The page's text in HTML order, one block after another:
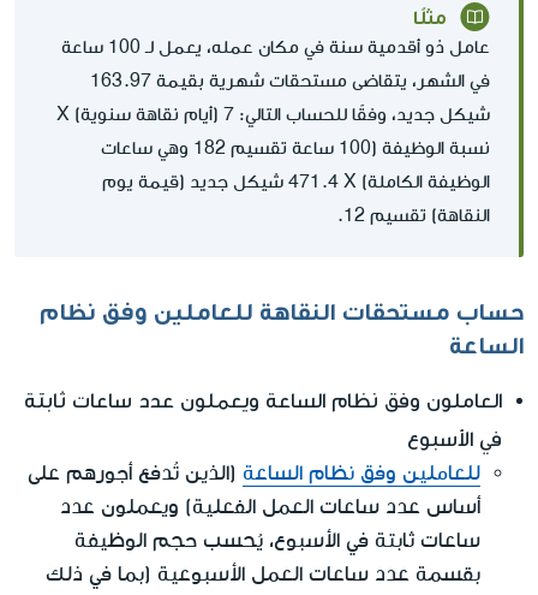
مثلًا
عامل ذو أقدمية سنة في مكان عمله، يعمل لـ 100 ساعة
في الشهر، يتقاضى مستحقات شهرية بقيمة 163.97
نسبة الوظيفة (100 ساعة تقسيم 182 وهي ساعات
الوظيفة الكاملة) X‏ 471.4 شيكل جديد (قيمة يوم
النقاهة) تقسيم 12.
حساب مستحقات النقاهة للعاملين وفق نظام
الساعة
العاملون وفق نظام الساعة ويعملون عدد ساعات ثابتة
في الأسبوع
للعاملين وفق نظام الساعة (الذين تُدفع أجورهم على
أساس عدد ساعات العمل الفعلية) ويعملون عدد
ساعات ثابتة في الأسبوع، يُحسب حجم الوظيفة
بقسمة عدد ساعات العمل الأسبوعية (بما في ذلك